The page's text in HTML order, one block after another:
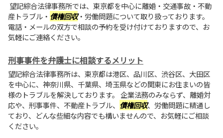
望記綜合法律事務所では、東京都を中心に離婚・交通事故・不動
産トラブル・ 債権回収・労働問題について取り扱っております。
電話・メールの双方で相談の予約を受け付けておりますので、お
気軽にご連絡ください。
刑事事件を弁護士に相談するメリット
望記綜合法律事務所は、東京都は港区、品川区、渋谷区、大田区
を中心に、神奈川県、千葉県、埼玉県などの関東にお住まいの皆
様のトラブルを解決しております。 企業法務のみならず、離婚対
応や、刑事事件、不動産トラブル、 債権回収、労働問題に精通し
ており、どんな些細な内容でも構いませんので、お気軽にご相談
ください。